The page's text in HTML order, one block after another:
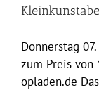
Donnerstag
zum Preis von
opladen.de